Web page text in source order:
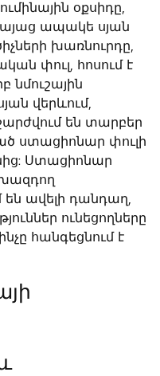
օքսիդը,
ապակե սյան
խառնուրդը,
փուլ, հոսում է
նմուշային
վերևում,
են տարբեր
ստացիոնար փուլի
Ստացիոնար
են ավելի դանդաղ,
ունեցողները
հանգեցնում է